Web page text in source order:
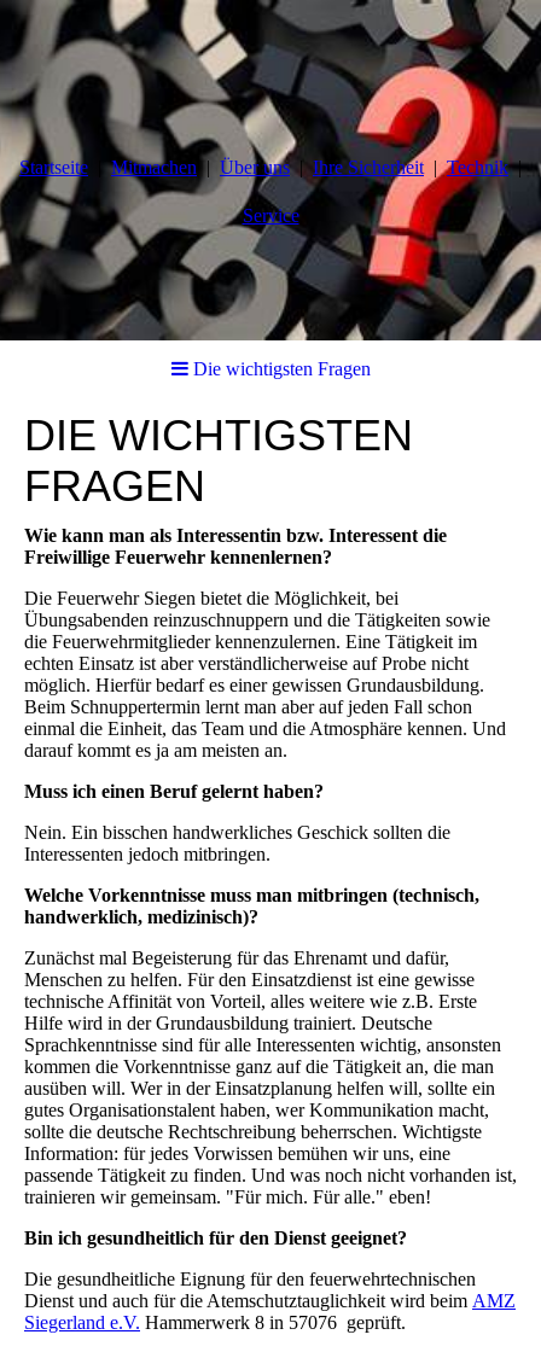
Startseite Mitmachen Über uns Ihre Sicherheit Technik
Service
Die wichtigsten Fragen
DIE WICHTIGSTEN
FRAGEN
Wie kann man als Interessentin bzw. Interessent die
Freiwillige Feuerwehr kennenlernen?
Die Feuerwehr Siegen bietet die Möglichkeit, bei
Übungsabenden reinzuschnuppern und die Tätigkeiten sowie
die Feuerwehrmitglieder kennenzulernen. Eine Tätigkeit im
echten Einsatz ist aber verständlicherweise auf Probe nicht
möglich. Hierfür bedarf es einer gewissen Grundausbildung.
Beim Schnuppertermin lernt man aber auf jeden Fall schon
einmal die Einheit, das Team und die Atmosphäre kennen. Und
darauf kommt es ja am meisten an.
Muss ich einen Beruf gelernt haben?
Nein. Ein bisschen handwerkliches Geschick sollten die
Interessenten jedoch mitbringen.
Welche Vorkenntnisse muss man mitbringen (technisch,
handwerklich, medizinisch)?
Zunächst mal Begeisterung für das Ehrenamt und dafür,
Menschen zu helfen. Für den Einsatzdienst ist eine gewisse
technische Affinität von Vorteil, alles weitere wie z.B. Erste
Hilfe wird in der Grundausbildung trainiert. Deutsche
Sprachkenntnisse sind für alle Interessenten wichtig, ansonsten
kommen die Vorkenntnisse ganz auf die Tätigkeit an, die man
ausüben will. Wer in der Einsatzplanung helfen will, sollte ein
gutes Organisationstalent haben, wer Kommunikation macht,
sollte die deutsche Rechtschreibung beherrschen. Wichtigste
Information: für jedes Vorwissen bemühen wir uns, eine
passende Tätigkeit zu finden. Und was noch nicht vorhanden ist,
trainieren wir gemeinsam. "Für mich. Für alle." eben!
Bin ich gesundheitlich für den Dienst geeignet?
Die gesundheitliche Eignung für den feuerwehrtechnischen
Dienst und auch für die Atemschutztauglichkeit wird beim AMZ
Siegerland e.V. Hammerwerk 8 in 57076 geprüft.